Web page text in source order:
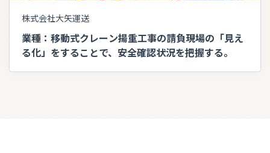
株式会社大矢運送
業種：移動式クレーン揚重工事の請負現場の「見え
る化」をすることで、安全確認状況を把握する。